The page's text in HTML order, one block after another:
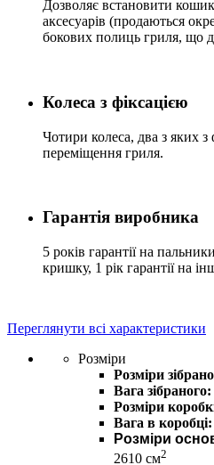
Дозволяє встановити
аксесуарів (продаються
бокових полиць гриля, що
Колеса з фіксацією
Чотири колеса, два з яких
переміщення гриля.
Гарантія виробника
5 років гарантії на
кришку, 1 рік гарантії на
Переглянути всі характеристики
Розміри
Розміри
Вага зібраного:
Розміри
Вага в коробці:
Розміри
2610 см2